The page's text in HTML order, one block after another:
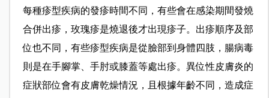
每種疹型疾病的發疹時間不同，有些會在感染期間發燒
合併出疹，玫瑰疹是燒退後才出現疹子。出疹順序及部
位也不同，有些疹型疾病是從臉部到身體四肢，腸病毒
則是在手腳掌、手肘或膝蓋等處出疹。異位性皮膚炎的
症狀部位會有皮膚乾燥情況，且根據年齡不同，造成症